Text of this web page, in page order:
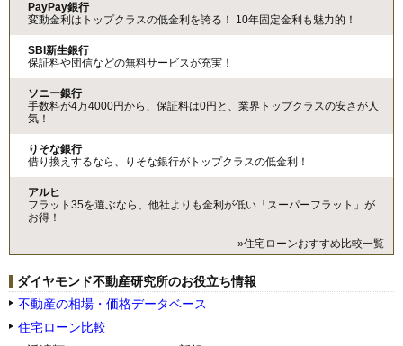
PayPay銀行
変動金利はトップクラスの低金利を誇る！ 10年固定金利も魅力的！
SBI新生銀行
保証料や団信などの無料サービスが充実！
ソニー銀行
手数料が4万4000円から、保証料は0円と、業界トップクラスの安さが人
気！
りそな銀行
借り換えするなら、りそな銀行がトップクラスの低金利！
アルヒ
フラット35を選ぶなら、他社よりも金利が低い「スーパーフラット」が
お得！
»住宅ローンおすすめ比較一覧
ダイヤモンド不動産研究所のお役立ち情報
不動産の相場・価格データベース
住宅ローン比較